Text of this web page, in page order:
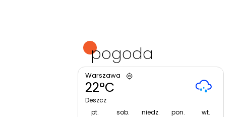
pogoda
Warszawa
22°C
Deszcz
pt.
sob. niedz. pon. wt.